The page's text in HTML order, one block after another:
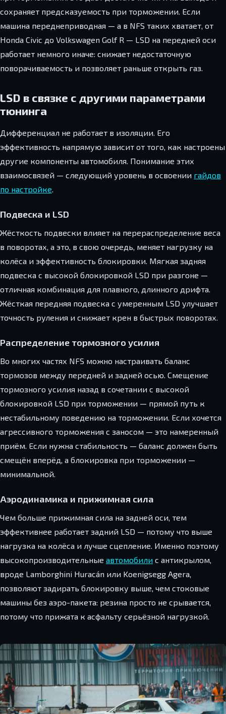
сохраняет предсказуемость при торможении. Если
машина переднеприводная — а в NFS таких хватает, от
Honda Civic до Volkswagen Golf R — LSD на передней оси
работает немного иначе: снижает недостаточную
поворачиваемость и позволяет раньше открыть газ.
LSD в связке с другими параметрами
тюнинга
Дифференциал не работает в изоляции. Его
эффективность напрямую зависит от того, как настроены
другие компоненты автомобиля. Понимание этих
взаимосвязей — следующий уровень в освоении гайдов
по настройке
Подвеска и LSD
Жёсткость подвески влияет на перераспределение веса
в поворотах, а это, в свою очередь, меняет нагрузку на
колёса и эффективность блокировки. Мягкая задняя
подвеска с высокой блокировкой LSD при разгоне —
отличная комбинация для плавного, длинного дрифта.
Жёсткая передняя подвеска с умеренным LSD улучшает
точность руления и снижает крен в быстрых поворотах.
Распределение тормозного усилия
Во многих частях NFS можно настраивать баланс
тормозов между передней и задней осью. Смещение
тормозного усилия назад в сочетании с высокой
блокировкой LSD при торможении — прямой путь к
нестабильному поведению на торможении. Если хочется
агрессивного торможения с заносом — это намеренный
приём. Если нужна стабильность — баланс должен быть
смещён вперёд, а блокировка при торможении —
минимальной.
Аэродинамика и прижимная сила
Чем больше прижимная сила на задней оси, тем
эффективнее работает задний LSD — потому что выше
нагрузка на колёса и лучше сцепление. Именно поэтому
высокопроизводительные автомобили с антикрылом,
вроде Lamborghini Huracán или Koenigsegg Agera,
позволяют задирать блокировку выше, чем стоковые
машины без аэро-пакета: резина просто не срывается,
потому что прижата к асфальту серьёзной нагрузкой.